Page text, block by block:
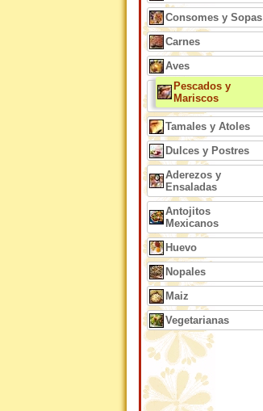
Consomes y Sopas
Carnes
Aves
Pescados y
Mariscos
Tamales y Atoles
Dulces y Postres
Aderezos y
Ensaladas
Antojitos
Mexicanos
Huevo
Nopales
Maiz
Vegetarianas